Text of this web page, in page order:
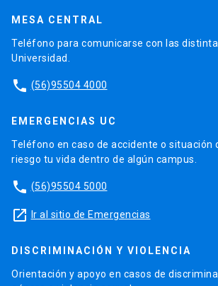
MESA CENTRAL
Teléfono para comunicarse con las
Universidad.
phone (56)95504 4000
EMERGENCIAS UC
Teléfono en caso de accidente o situación
riesgo tu vida dentro de algún campus.
phone (56)95504 5000
launch Ir al sitio de Emergencias
DISCRIMINACIÓN Y VIOLENCIA
Orientación y apoyo en casos de